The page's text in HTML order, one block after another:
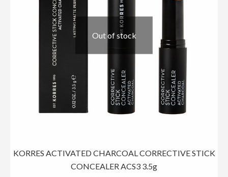
Out of stock
KORRES ACTIVATED CHARCOAL CORRECTIVE STICK
CONCEALER ACS3 3.5g